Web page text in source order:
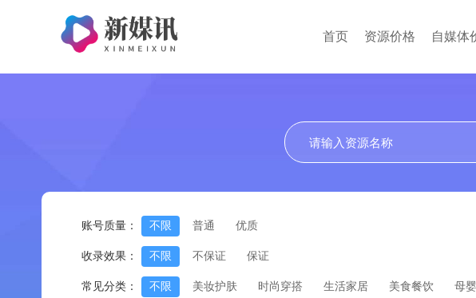
首页 资源价格 自媒体
账号质量： 不限 普通 优质
收录效果： 不限 不保证 保证
常见分类： 不限 美妆护肤 时尚穿搭 生活家居 美食餐饮 母